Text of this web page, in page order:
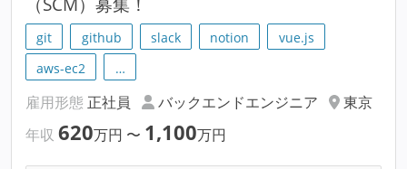
git github slack notion
vue.js
aws-ec2
…
雇用形態 正社員 バックエンドエンジニア
東京
年収 620万円 〜 1,100万円